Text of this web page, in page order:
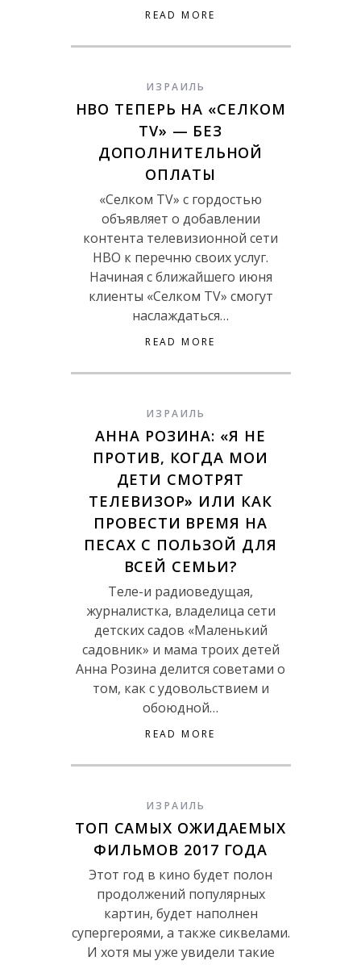
READ MORE
ИЗРАИЛЬ
HBO ТЕПЕРЬ НА «СЕЛКОМ
TV» — БЕЗ
ДОПОЛНИТЕЛЬНОЙ
ОПЛАТЫ
«Селком TV» с гордостью
объявляет о добавлении
контента телевизионной сети
HBO к перечню своих услуг.
Начиная с ближайшего июня
клиенты «Селком TV» смогут
наслаждаться…
READ MORE
ИЗРАИЛЬ
АННА РОЗИНА: «Я НЕ
ПРОТИВ, КОГДА МОИ
ДЕТИ СМОТРЯТ
ТЕЛЕВИЗОР» ИЛИ КАК
ПРОВЕСТИ ВРЕМЯ НА
ПЕСАХ С ПОЛЬЗОЙ ДЛЯ
ВСЕЙ СЕМЬИ?
Теле-и радиоведущая,
журналистка, владелица сети
детских садов «Маленький
садовник» и мама троих детей
Анна Розина делится советами о
том, как с удовольствием и
обоюдной…
READ MORE
ИЗРАИЛЬ
ТОП САМЫХ ОЖИДАЕМЫХ
ФИЛЬМОВ 2017 ГОДА
Этот год в кино будет полон
продолжений популярных
картин, будет наполнен
супергероями, а также сиквелами.
И хотя мы уже увидели такие